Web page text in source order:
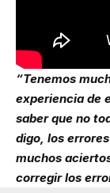
“Tenemos
experiencia de
saber que no
digo, los
muchos
corregir los